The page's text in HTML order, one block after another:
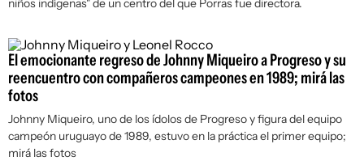
niños indígenas" de un centro del que Porras fue directora.
El emocionante regreso de Johnny Miqueiro a Progreso y su
reencuentro con compañeros campeones en 1989; mirá las
fotos
Johnny Miqueiro, uno de los ídolos de Progreso y figura del equipo
campeón uruguayo de 1989, estuvo en la práctica el primer equipo;
mirá las fotos